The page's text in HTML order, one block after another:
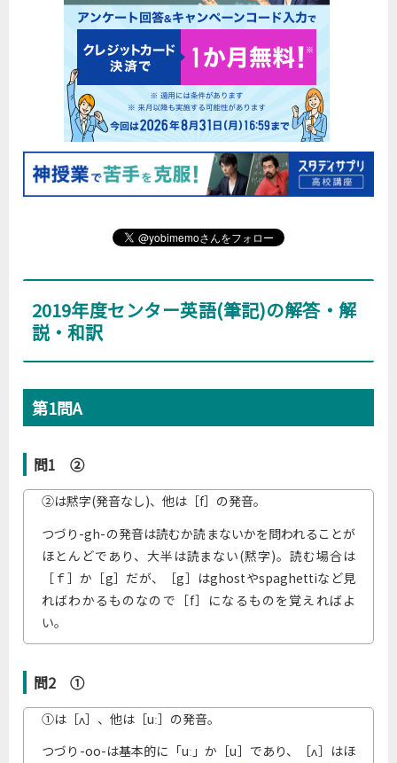
2019年度センター英語(筆記)の解答・解
説・和訳
第1問A
問1 ②
②は黙字(発音なし)、他は［f］の発音。
つづり-gh-の発音は読むか読まないかを問われることが
ほとんどであり、大半は読まない(黙字)。読む場合は
［ｆ］か［g］だが、［g］はghostやspaghettiなど見
ればわかるものなので［f］になるものを覚えればよ
い。
問2 ①
①は［ʌ］、他は［uː］の発音。
つづり-oo-は基本的に「uː」か［u］であり、［ʌ］はほ